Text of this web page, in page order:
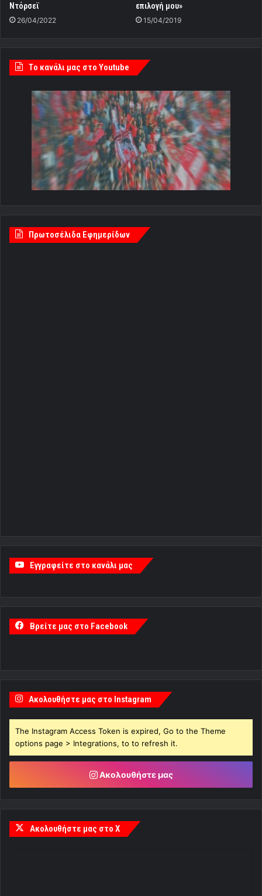
Ντόρσεϊ
26/04/2022
επιλογή μου»
15/04/2019
Tο κανάλι μας στο Youtube
Πρωτοσέλιδα Εφημερίδων
Εγγραφείτε στο κανάλι μας
Βρείτε μας στο Facebook
Ακολουθήστε μας στο Instagram
The Instagram Access Token is expired, Go to the Theme
options page > Integrations, to to refresh it.
Ακολουθήστε μας
Ακολουθήστε μας στο X